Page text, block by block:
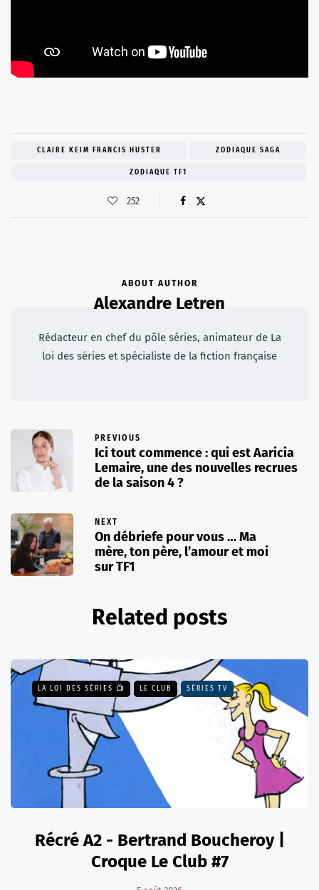
CLAIRE KEIM FRANCIS HUSTER ZODIAQUE SAGA
ZODIAQUE TF1
252
ABOUT AUTHOR
Alexandre Letren
Rédacteur en chef du pôle séries, animateur de La
loi des séries et spécialiste de la fiction française
PREVIOUS
Ici tout commence : qui est Aaricia
Lemaire, une des nouvelles recrues
de la saison 4 ?
NEXT
On débriefe pour vous … Ma
mère, ton père, l’amour et moi
sur TF1
Related posts
LA LOI DES SÉRIES 📺 LE CLUB SÉRIES TV
Récré A2 - Bertrand Boucheroy |
Croque Le Club #7